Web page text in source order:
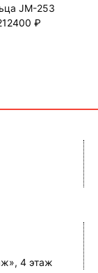
JM-253
₽
4 этаж